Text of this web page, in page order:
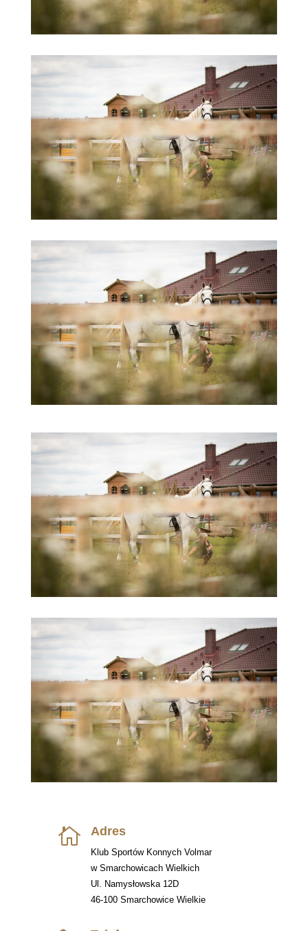
 Adres
Klub Sportów Konnych Volmar
w Smarchowicach Wielkich
Ul. Namysłowska 12D
46-100 Smarchowice Wielkie